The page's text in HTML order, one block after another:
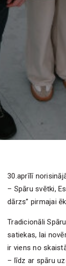
30.aprīlī
– Spāru svētki,
dārzs” pirmajai
Tradicionāli
satiekas, lai
ir viens no
– līdz ar spāru